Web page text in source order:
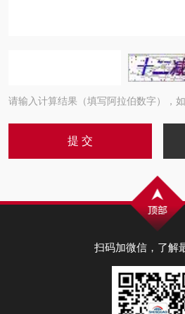
请输入计算结果（填写阿拉伯数字），
扫码加微信，了解